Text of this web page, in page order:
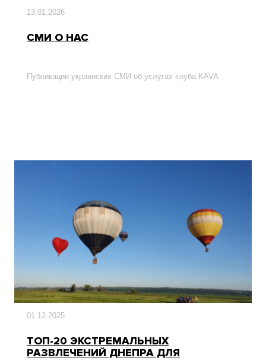
13.01.2026
СМИ О НАС
Публикации украинских СМИ об услугах клуба KAVA
01.12.2025
ТОП-20 ЭКСТРЕМАЛЬНЫХ
РАЗВЛЕЧЕНИЙ ДНЕПРА ДЛЯ